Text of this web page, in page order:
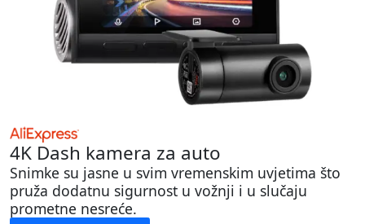
4K Dash kamera za auto
Snimke su jasne u svim vremenskim uvjetima što
pruža dodatnu sigurnost u vožnji i u slučaju
prometne nesreće.